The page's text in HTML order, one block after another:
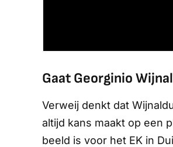
Gaat Georginio
Verweij denkt dat
altijd kans maakt op een
beeld is voor het EK in